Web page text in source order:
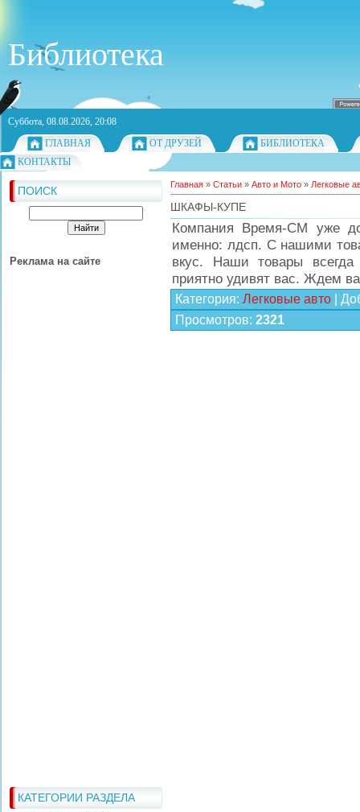
Библиотека
Суббота, 08.08.2026, 20:08
ГЛАВНАЯ
ОТ ДРУЗЕЙ
БИБЛИОТЕКА
КОНТАКТЫ
ПОИСК
Реклама на сайте
КАТЕГОРИИ РАЗДЕЛА
Главная » Статьи » Авто и Мото » Легковые
ШКАФЫ-КУПЕ
Компания Время-СМ уже
именно: лдсп. С нашими
вкус. Наши товары
приятно удивят вас. Ждем
Категория: Легковые авто
Просмотров: 2321